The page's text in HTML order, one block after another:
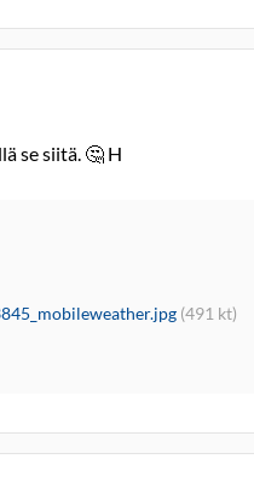
se siitä. 🤔 H
(491 kt)